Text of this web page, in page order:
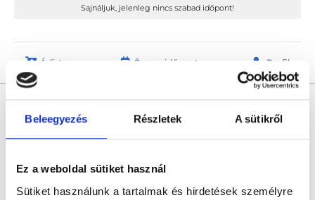
Beleegyezés Részletek A sütikről
Ez a weboldal sütiket használ
Sütiket használunk a tartalmak és hirdetések személyre
Sajnáljuk, jelenleg nincs szabad időpont!
Árlista Összes időpont Profil
megszerzésére irányuló képzésben vesz részt. Ezen orvosok által
felelősséggel tartozik és azt közvetlenül felügyeli az egészségügyi
szakorvosjelölt önállóan láthat el feladatokat. A foglaljorvost.hu
felelősségét kizárja esetleges névazonosságért bármely szakorvos
és szakorvosjelölt esetén.